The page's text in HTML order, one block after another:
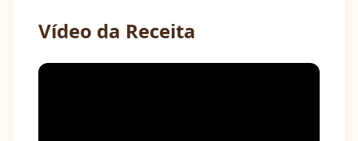
Vídeo da Receita